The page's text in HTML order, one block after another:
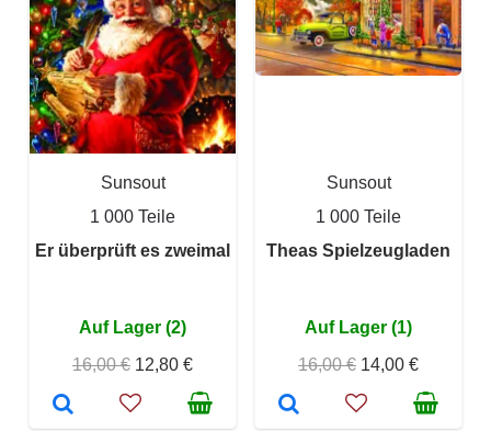
Sunsout
1 000 Teile
Er überprüft es zweimal
Auf Lager (2)
16,00 € 12,80 €
Sunsout
1 000 Teile
Theas Spielzeugladen
Auf Lager (1)
16,00 € 14,00 €